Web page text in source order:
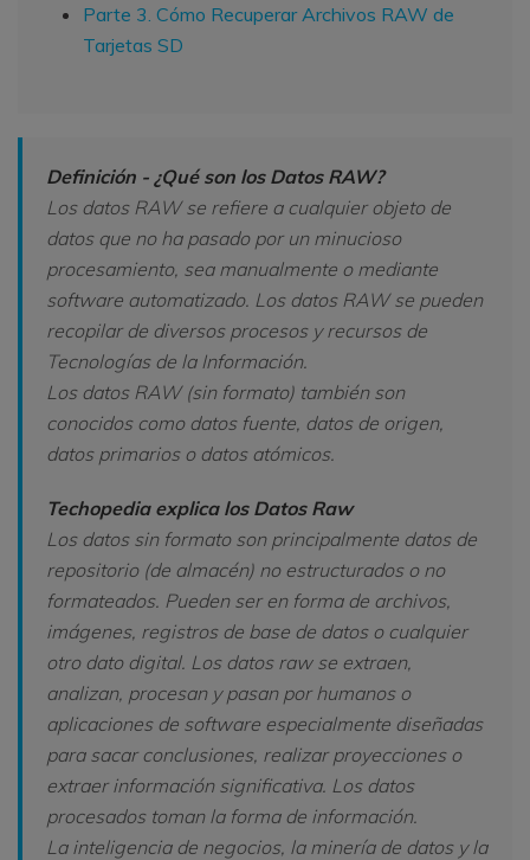
Parte 3. Cómo Recuperar Archivos RAW de
Tarjetas SD
Definición - ¿Qué son los Datos RAW?
Los datos RAW se refiere a cualquier objeto de
datos que no ha pasado por un minucioso
procesamiento, sea manualmente o mediante
software automatizado. Los datos RAW se pueden
recopilar de diversos procesos y recursos de
Tecnologías de la Información.
Los datos RAW (sin formato) también son
conocidos como datos fuente, datos de origen,
datos primarios o datos atómicos.
Techopedia explica los Datos Raw
Los datos sin formato son principalmente datos de
repositorio (de almacén) no estructurados o no
formateados. Pueden ser en forma de archivos,
imágenes, registros de base de datos o cualquier
otro dato digital. Los datos raw se extraen,
analizan, procesan y pasan por humanos o
aplicaciones de software especialmente diseñadas
para sacar conclusiones, realizar proyecciones o
extraer información significativa. Los datos
procesados toman la forma de información.
La inteligencia de negocios, la minería de datos y la